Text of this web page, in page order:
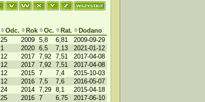
Odc. Rok Oc. Rat.
Dodano
25 2009 5,8 6,81
2009-09-29
1 2020 6,5 7,13
2021-01-12
12 2017 7,92 7,51
2017-04-08
12 2017 7,92 7,51
2017-04-08
12 2015 7 7,4
2015-10-03
12 2016 7,5 7,6
2016-05-07
24 2014 7,29 8,1
2015-04-18
25 2016 7 6,75
2017-06-10